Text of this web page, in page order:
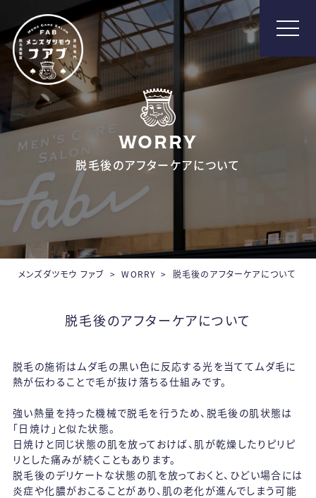
メンズ脱毛【Fab】
WORRY
脱毛後のアフターケアについて
メンズダツモウ ファブ > WORRY > 脱毛後のアフターケアについて
脱毛後のアフターケアについて
脱毛の施術はムダ毛の黒い色に反応する光を当ててムダ毛に
熱が伝わることで毛が抜け落ちる仕組みです。
強い熱量を持った機械で脱毛を行うため、脱毛後の肌状態は
「日焼け」と似た状態。
日焼けと同じ状態の肌を放っておけば、肌が乾燥したりピリピ
リとした痛みが続くこともあります。
脱毛後のデリケートな状態の肌を放っておくと、ひどい場合には
炎症や化膿がおこることがあり、肌の老化が進んでしまう可能